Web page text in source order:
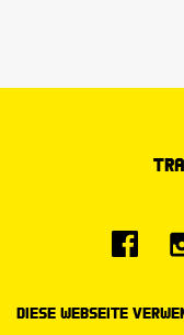
Diese Webseite